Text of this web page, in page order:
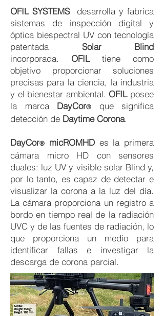
OFIL SYSTEMS
desarrolla y fabrica
sistemas de inspección digital y
óptica biespectral UV con tecnología
patentada Solar Blind
incorporada. OFILtiene como
objetivo proporcionar soluciones
precisas para la ciencia, la industria
y el bienestar ambiental. OFILposee
la marca DayCor®
que significa
detección de Daytime Corona.
DayCor® micROMHDes la primera
cámara micro HD con sensores
duales: luz UV y visible solar Blind y,
por lo tanto, es capaz de detectar e
visualizar la corona a la luz del día.
La cámara proporciona un registro a
bordo en tiempo real de la radiación
UVC y de las fuentes de radiación, lo
que proporciona un medio para
identificar fallas e investigar la
descarga de corona parcial.